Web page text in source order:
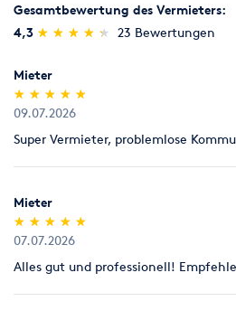
Gesamtbewertung des Vermieters:
4,3 (*)
★
★
(*) ★
★
(*) ★
★
(*) ★
★
(*) ★
★ 23 Bewertungen
Mieter
(*)
★
★
(*) ★
★
(*) ★
★
(*) ★
★
(*) ★
★
09.07.2026
Super Vermieter, problemlose
Mieter
(*)
★
★
(*) ★
★
(*) ★
★
(*) ★
★
(*) ★
★
07.07.2026
Alles gut und professionell!